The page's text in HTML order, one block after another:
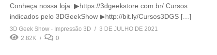
Conheça nossa loja: ▶https://3dgeekstore.com.br/ Cursos
indicados pelo 3DGeekShow ▶http://bit.ly/Cursos3DGS […]
3D Geek Show - Impressão 3D
3 DE JULHO DE 2021
2.82K
0